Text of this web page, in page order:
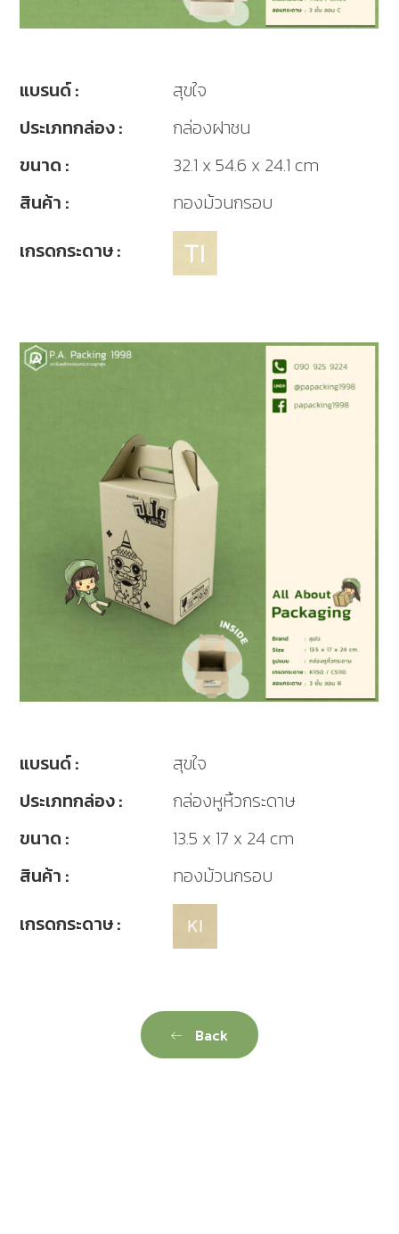
แบรนด์ :
สุขใจ
ประเภทกล่อง :
กล่องฝาชน
ขนาด :
32.1 x 54.6 x 24.1 cm
สินค้า :
ทองม้วนกรอบ
เกรดกระดาษ :
แบรนด์ :
สุขใจ
ประเภทกล่อง :
กล่องหูหิ้วกระดาษ
ขนาด :
13.5 x 17 x 24 cm
สินค้า :
ทองม้วนกรอบ
เกรดกระดาษ :
Back